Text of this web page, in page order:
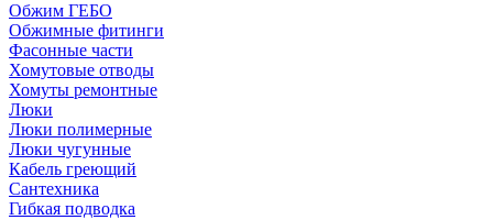
Обжим ГЕБО
Обжимные фитинги
Фасонные части
Хомутовые отводы
Хомуты ремонтные
Люки
Люки полимерные
Люки чугунные
Кабель греющий
Сантехника
Гибкая подводка